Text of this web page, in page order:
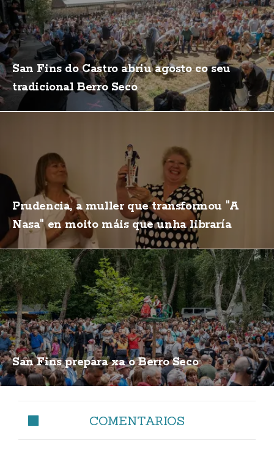
San Fins do Castro abriu agosto co seu
tradicional Berro Seco
Prudencia, a muller que transformou "A
Nasa" en moito máis que unha libraría
San Fins prepara xa o Berro Seco
COMENTARIOS